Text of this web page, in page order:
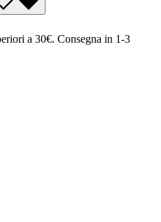
a 30€. Consegna in 1-3